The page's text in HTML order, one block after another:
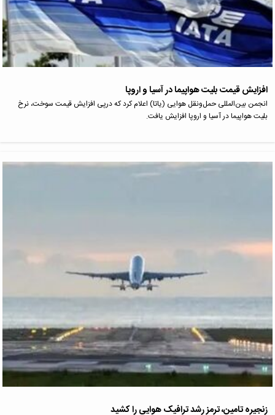
افزایش قیمت بلیت هواپیما در آسیا و اروپا
انجمن بین‌المللی حمل‌ونقل هوایی (یاتا) اعلام کرد که درپی افزایش قیمت سوخت، نرخ
بلیت هواپیما در آسیا و اروپا افزایش یافت.
زنجیره تامین، ترمز رشد ترافیک هوایی را کشید